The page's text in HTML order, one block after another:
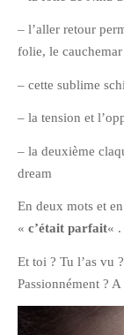
Delphine
Julien
Vânia
ARCHIVES
– l’aller retour
folie, le
– cette sublime
– la tension et
– la deuxième
dream
En deux mots et
« c’était parfait« .
Et toi ? Tu l’as vu
Passionnément ?